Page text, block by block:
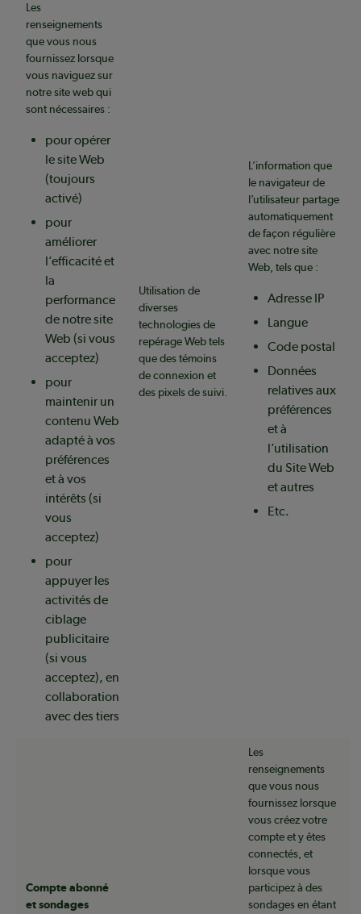
Les
renseignements
que vous nous
fournissez lorsque
vous naviguez sur
notre site web qui
sont nécessaires :
pour opérer
le site Web
(toujours
activé)
pour
améliorer
l’efficacité et
la
performance
de notre site
Web (si vous
acceptez)
pour
maintenir un
contenu Web
adapté à vos
préférences
et à vos
intérêts (si
vous
acceptez)
pour
appuyer les
activités de
ciblage
publicitaire
(si vous
acceptez), en
collaboration
avec des tiers
Utilisation de
diverses
technologies de
repérage Web tels
que des témoins
de connexion et
des pixels de suivi.
L’information que
le navigateur de
l’utilisateur partage
automatiquement
de façon régulière
avec notre site
Web, tels que :
Adresse IP
Langue
Code postal
Données
relatives aux
préférences
et à
l’utilisation
du Site Web
et autres
Etc.
Compte abonné
et sondages
Les
renseignements
que vous nous
fournissez lorsque
vous créez votre
compte et y êtes
connectés, et
lorsque vous
participez à des
sondages en étant